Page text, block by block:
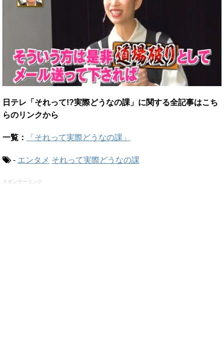
日テレ「それって!?実際どうなの課」に関する全記事はこち
らのリンクから
一覧： 「それって実際どうなの課」
- エンタメ それって実際どうなの課
スポンサーリンク